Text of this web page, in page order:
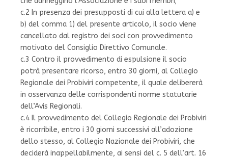
c.2 In presenza dei presupposti di cui alla lettera a) e
b) del comma 1) del presente articolo, il socio viene
cancellato dal registro dei soci con provvedimento
motivato del Consiglio Direttivo Comunale.
c.3 Contro il provvedimento di espulsione il socio
potrà presentare ricorso, entro 30 giorni, al Collegio
Regionale dei Probiviri competente, il quale delibererà
in osservanza delle corrispondenti norme statutarie
dell’Avis Regionali.
c.4 Il provvedimento del Collegio Regionale dei Probiviri
è ricorribile, entro i 30 giorni successivi all’adozione
dello stesso, al Collegio Nazionale dei Probiviri, che
deciderà inappellabilmente, ai sensi del c. 5 dell’art. 16